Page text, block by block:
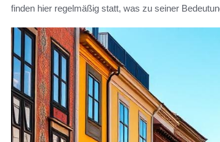
finden hier regelmäßig statt, was zu seiner